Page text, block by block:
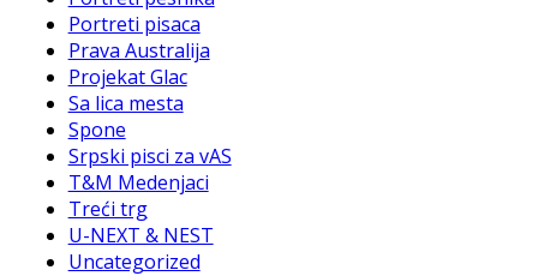
Portreti pisaca
Prava Australija
Projekat Glac
Sa lica mesta
Spone
Srpski pisci za vAS
T&M Medenjaci
Treći trg
U-NEXT & NEST
Uncategorized